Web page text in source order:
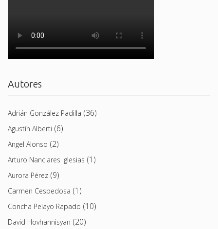
Autores
Adrián González Padilla (36)
Agustín Alberti (6)
Angel Alonso (2)
Arturo Nanclares Iglesias (1)
Aurora Pérez (9)
Carmen Cespedosa (1)
Concha Pelayo Rapado (10)
David Hovhannisyan (20)